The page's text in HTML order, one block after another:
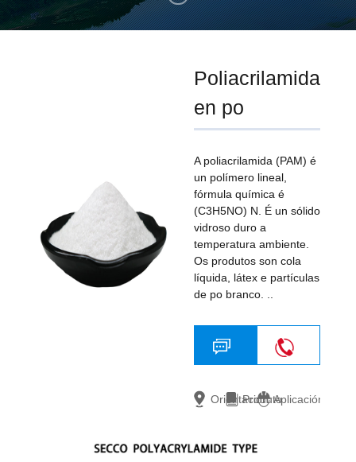
Poliacrilamida
en po
A poliacrilamida (PAM) é
un polímero lineal,
fórmula química é
(C3H5NO) N. É un sólido
vidroso duro a
temperatura ambiente.
Os produtos son cola
líquida, látex e partículas
de po branco. ..
Orientación
ProdutoAplicación